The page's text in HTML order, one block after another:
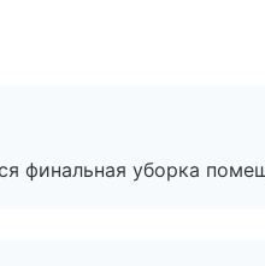
финальная уборка